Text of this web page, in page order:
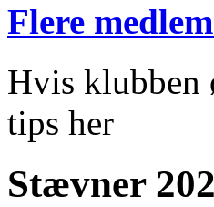
Flere
Hvis klubben
tips her
Stævner